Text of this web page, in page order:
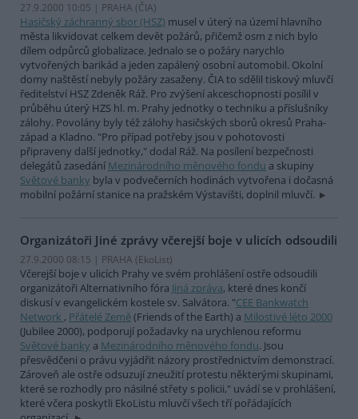
27.9.2000 10:05 | PRAHA (ČIA)
Hasičský záchranný sbor (HSZ) musel v úterý na území hlavního
města likvidovat celkem devět požárů, přičemž osm z nich bylo
dílem odpůrců globalizace. Jednalo se o požáry narychlo
vytvořených barikád a jeden zapálený osobní automobil. Okolní
domy naštěstí nebyly požáry zasaženy. ČIA to sdělil tiskový mluvčí
ředitelství HSZ Zdeněk Ráž. Pro zvýšení akceschopnosti posílil v
průběhu úterý HZS hl. m. Prahy jednotky o techniku a příslušníky
zálohy. Povolány byly též zálohy hasičských sborů okresů Praha-
západ a Kladno. "Pro případ potřeby jsou v pohotovosti
připraveny další jednotky," dodal Ráž. Na posílení bezpečnosti
delegátů zasedání Mezinárodního měnového fondu a skupiny
Světové banky byla v podvečerních hodinách vytvořena i dočasná
mobilní požární stanice na pražském Výstavišti, doplnil mluvčí.
Organizátoři Jiné zprávy včerejší boje v ulicích odsoudili
27.9.2000 08:15 | PRAHA (EkoList)
Včerejší boje v ulicích Prahy ve svém prohlášení ostře odsoudili
organizátoři Alternativního fóra Jiná zpráva, které dnes končí
diskusí v evangelickém kostele sv. Salvátora. "CEE Bankwatch
Network , Přátelé Země(Friends of the Earth) a Milostivé léto 2000
(Jubilee 2000), podporují požadavky na urychlenou reformu
Světové banky a Mezinárodního měnového fondu. Jsou
přesvědčeni o právu vyjádřit názory prostřednictvím demonstrací.
Zároveň ale ostře odsuzují zneužití protestu některými skupinami,
které se rozhodly pro násilné střety s policii," uvádí se v prohlášení,
které včera poskytli EkoListu mluvčí všech tří pořádajících